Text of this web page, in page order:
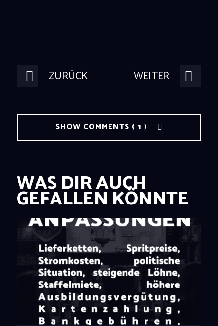
ZURÜCK WEITER
SHOW COMMENTS ( 1 )
WAS DIR AUCH
GEFALLEN KÖNNTE